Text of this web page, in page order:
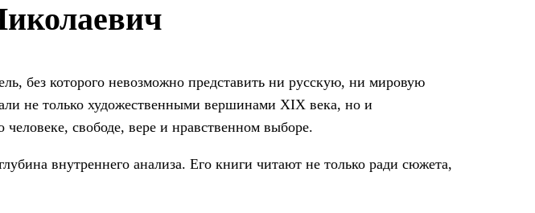
без которого невозможно представить ни русскую, ни мировую
не только художественными вершинами XIX века, но и
свободе, вере и нравственном выборе.
внутреннего анализа. Его книги читают не только ради сюжета,